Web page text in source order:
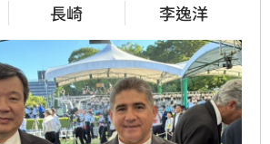
長崎 李逸洋